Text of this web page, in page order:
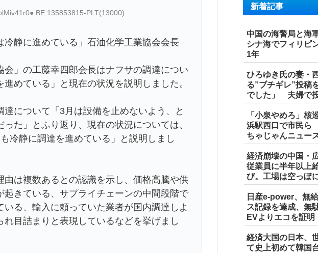
BE:135853815-PLT(13000)
静に進めている」石油化学工業協会会長
」の工藤幸四郎会長はナフサの調達につい
めている」と現在の状況を説明しました。
について「3月は設備を止めないよう、と
た」とふり返り、現在の状況については、
冷静に調達を進めている」と説明しまし
は複数あるとの認識を示し、価格高騰や供
きている、サプライチェーンの中間段階で
る、輸入に頼っていた業者が国内調達しよ
目詰まりと表現しているなどを挙げまし
新着記事
中国の海警局と海
シナ海でフィリピ
1年
ひろゆき氏の妻・
る”ブチギレ”投稿
でした」 夫婦で
「小泉やめろ」核
浜駅西口で市民ら
ちゃじゃんニュー
経済崩壊の中国・
従業員に半年以上
び。工場は空っぽ
日産e-power、無
ス記録を達成、無
EVよりエコを証明
経済大国の日本、
て史上初めて韓国